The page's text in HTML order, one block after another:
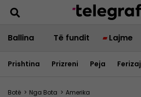
Ballina Të fundit Lajme
Prishtina Prizreni Peja Ferizaj
Botë > Nga Bota > Amerika